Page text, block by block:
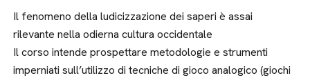
Il fenomeno della ludicizzazione dei saperi è assai
rilevante nella odierna cultura occidentale
Il corso intende prospettare metodologie e strumenti
imperniati sull’utilizzo di tecniche di gioco analogico (giochi